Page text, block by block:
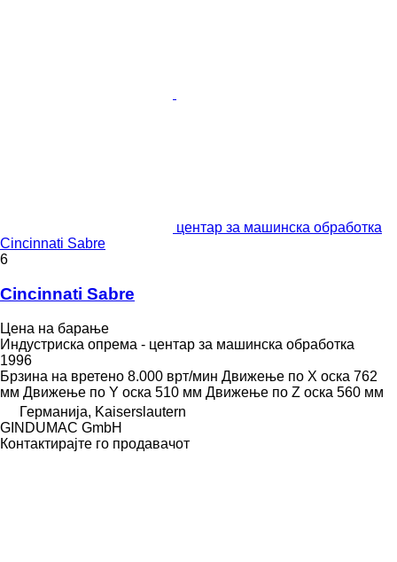
центар за машинска обработка
Cincinnati Sabre
6
Cincinnati Sabre
Цена на барање
Индустриска опрема - центар за машинска обработка
1996
Брзина на вретено 8.000 врт/мин Движење по Х оска 762
мм Движење по Y оска 510 мм Движење по Z оска 560 мм
Германија, Kaiserslautern
GINDUMAC GmbH
Контактирајте го продавачот